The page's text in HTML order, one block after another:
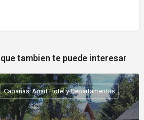
tambien te puede interesar
Cabañas, Apart Hotel y Departamentos